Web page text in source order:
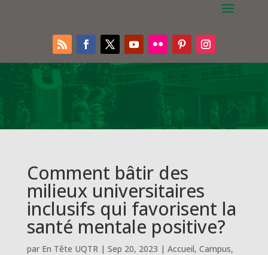
Comment bâtir des
milieux universitaires
inclusifs qui favorisent la
santé mentale positive?
par En Tête UQTR| Sep 20, 2023 | Accueil, Campus,